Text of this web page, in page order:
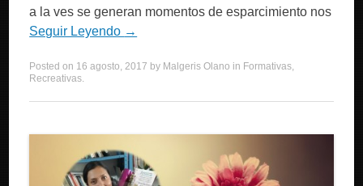
a la ves se generan momentos de esparcimiento nos
Seguir Leyendo →
Posted on 16 agosto, 2017 by Malgeris Olano in Formativas
Recreativas